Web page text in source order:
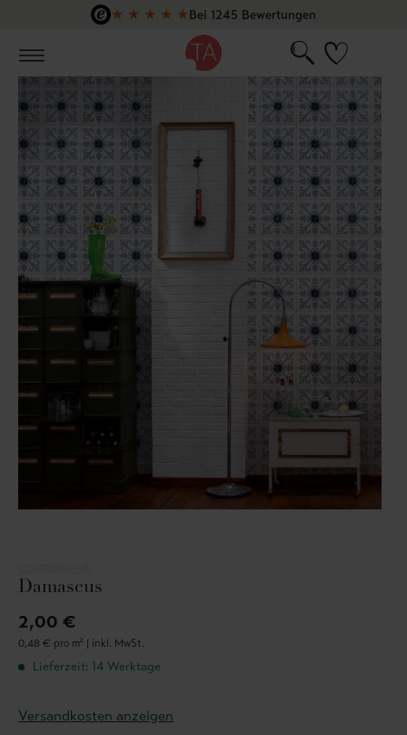
Zum Hauptinhalt springen
★ ★ ★ ★ ★Bei 1245 Bewertungen
Damascus
2,00 €
0,48 € pro m² | inkl. MwSt.
Lieferzeit: 14 Werktage
Versandkosten anzeigen